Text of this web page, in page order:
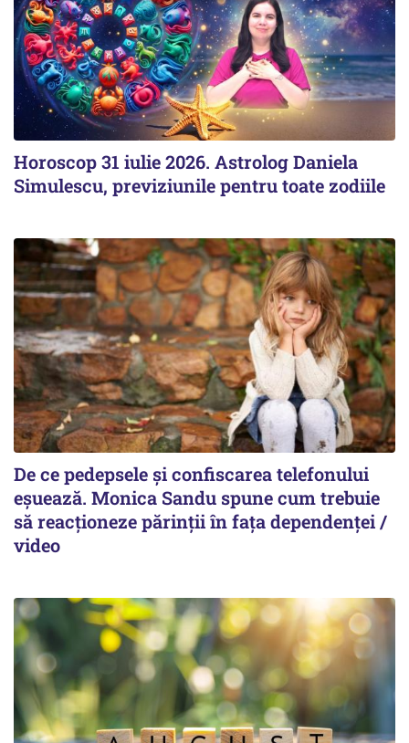
Horoscop 31 iulie 2026. Astrolog Daniela
Simulescu, previziunile pentru toate zodiile
De ce pedepsele și confiscarea telefonului
eșuează. Monica Sandu spune cum trebuie
să reacționeze părinții în fața dependenței /
video